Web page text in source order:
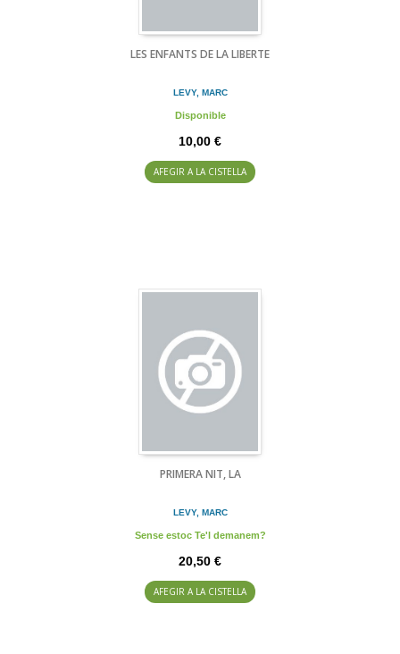
LES ENFANTS DE LA LIBERTE
LEVY, MARC
Disponible
10,00 €
AFEGIR A LA CISTELLA
PRIMERA NIT, LA
LEVY, MARC
Sense estoc Te'l demanem?
20,50 €
AFEGIR A LA CISTELLA